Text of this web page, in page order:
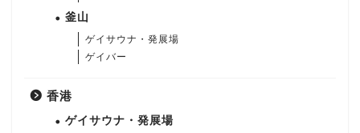
釜山
ゲイサウナ・発展場
ゲイバー
香港
ゲイサウナ・発展場